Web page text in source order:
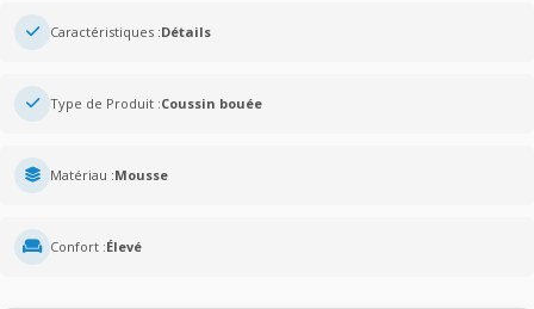
Caractéristiques :Détails
Type de Produit :Coussin bouée
Matériau :Mousse
Confort :Élevé